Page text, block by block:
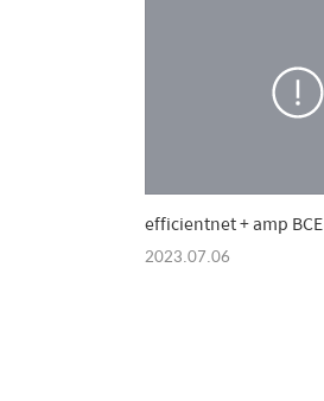
efficientnet + amp BCE
2023.07.06